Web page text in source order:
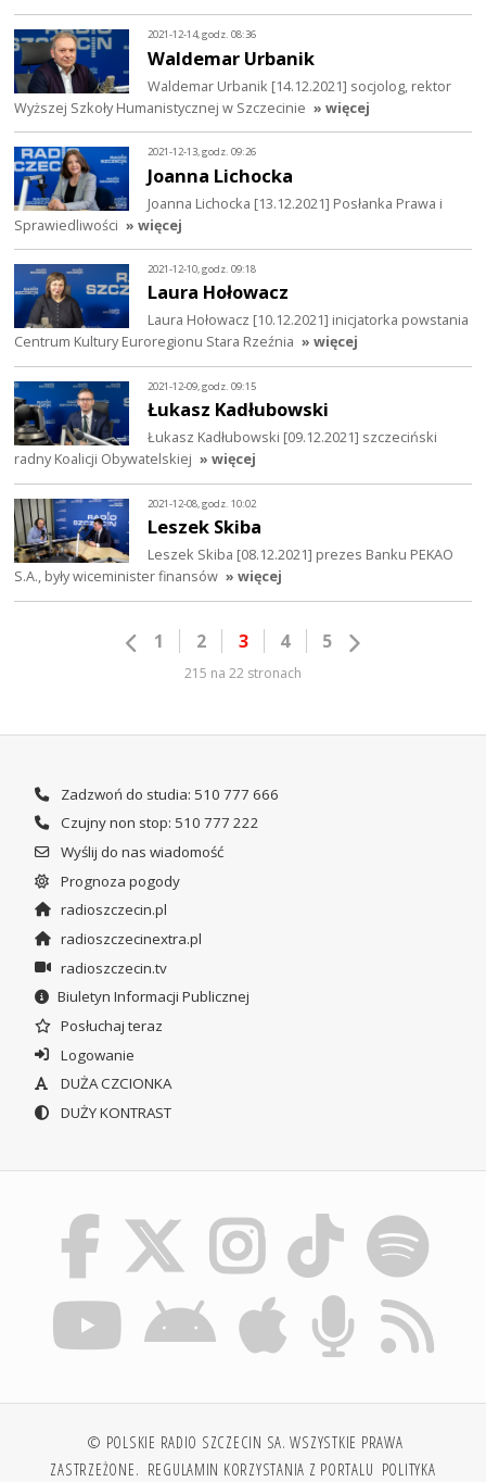
2021-12-14, godz. 08:36
Waldemar Urbanik
Waldemar Urbanik [14.12.2021] socjolog, rektor
Wyższej Szkoły Humanistycznej w Szczecinie » więcej
2021-12-13, godz. 09:26
Joanna Lichocka
Joanna Lichocka [13.12.2021] Posłanka Prawa i
Sprawiedliwości » więcej
2021-12-10, godz. 09:18
Laura Hołowacz
Laura Hołowacz [10.12.2021] inicjatorka powstania
Centrum Kultury Euroregionu Stara Rzeźnia » więcej
2021-12-09, godz. 09:15
Łukasz Kadłubowski
Łukasz Kadłubowski [09.12.2021] szczeciński
radny Koalicji Obywatelskiej » więcej
2021-12-08, godz. 10:02
Leszek Skiba
Leszek Skiba [08.12.2021] prezes Banku PEKAO
S.A., były wiceminister finansów » więcej
1 2 3 4 5
215 na 22 stronach
Zadzwoń do studia: 510 777 666
Czujny non stop: 510 777 222
Wyślij do nas wiadomość
Prognoza pogody
radioszczecin.pl
radioszczecinextra.pl
radioszczecin.tv
Biuletyn Informacji Publicznej
Posłuchaj teraz
Logowanie
DUŻA CZCIONKA
DUŻY KONTRAST
© POLSKIE RADIO SZCZECIN SA. WSZYSTKIE PRAWA
ZASTRZEŻONE. REGULAMIN KORZYSTANIA Z PORTALU POLITYKA